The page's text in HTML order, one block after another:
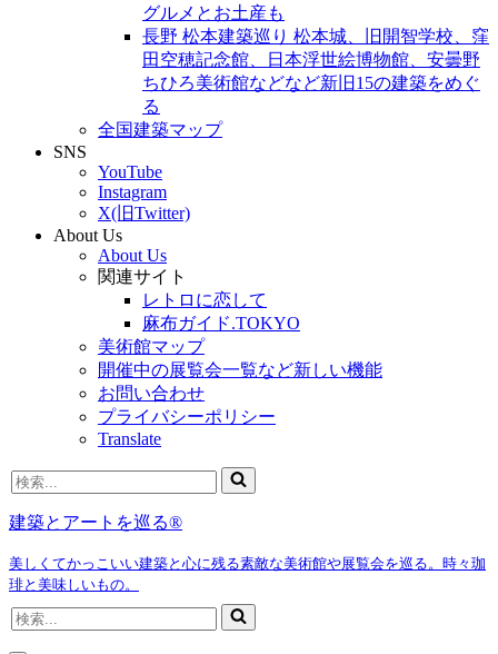
グルメとお土産も
長野 松本建築巡り 松本城、旧開智学校、窪
田空穂記念館、日本浮世絵博物館、安曇野
ちひろ美術館などなど新旧15の建築をめぐ
る
全国建築マップ
SNS
YouTube
Instagram
X(旧Twitter)
About Us
About Us
関連サイト
レトロに恋して
麻布ガイド.TOKYO
美術館マップ
開催中の展覧会一覧など新しい機能
お問い合わせ
プライバシーポリシー
Translate
検
索...
建築とアートを巡る®
美しくてかっこいい建築と心に残る素敵な美術館や展覧会を巡る。時々珈
琲と美味しいもの。
検
索...